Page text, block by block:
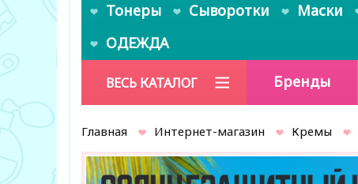
Тонеры
Сыворотки Маски
ОДЕЖДА
ВЕСЬ КАТАЛОГ Бренды
Главная Интернет-магазин Кремы